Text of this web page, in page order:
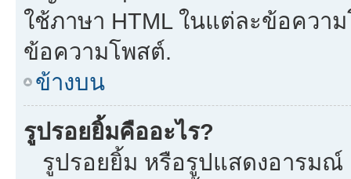
ใช้ภาษา HTML ในแต่ละข้อคว
ข้อความโพสต์.
ข้างบน
รูปรอยยิ้มคืออะไร?
รูปรอยยิ้ม หรือรูปแสดงอารมณ์